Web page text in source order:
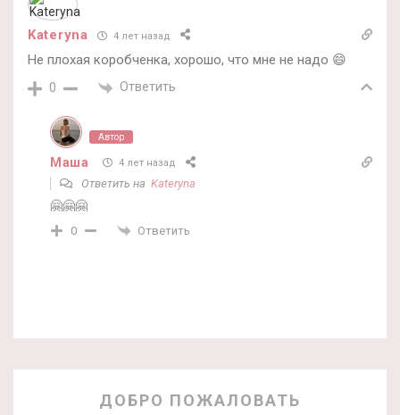
Katеryna 4 лет назад
Не плохая коробченка, хорошо, что мне не надо 😄
0 Ответить
Автор
Маша 4 лет назад
Ответить на Katеryna
🤗🤗🤗
0 Ответить
ДОБРО ПОЖАЛОВАТЬ